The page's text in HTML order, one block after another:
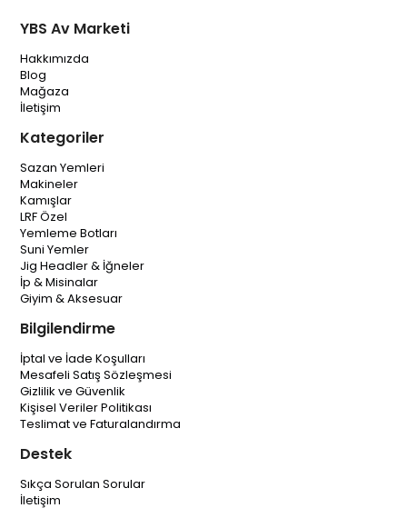
YBS Av Marketi
Hakkımızda
Blog
Mağaza
İletişim
Kategoriler
Sazan Yemleri
Makineler
Kamışlar
LRF Özel
Yemleme Botları
Suni Yemler
Jig Headler & İğneler
İp & Misinalar
Giyim & Aksesuar
Bilgilendirme
İptal ve İade Koşulları
Mesafeli Satış Sözleşmesi
Gizlilik ve Güvenlik
Kişisel Veriler Politikası
Teslimat ve Faturalandırma
Destek
Sıkça Sorulan Sorular
İletişim